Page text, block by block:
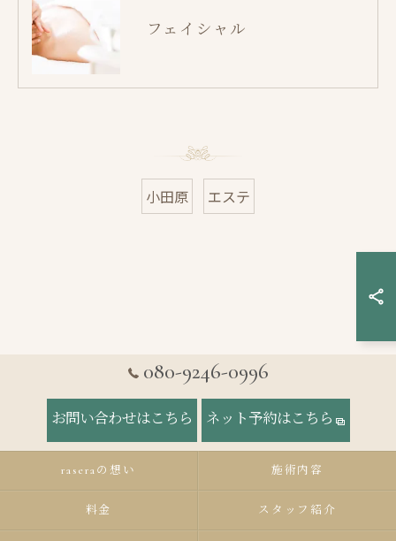
フェイシャル
小田原 エステ
080-9246-0996
お問い合わせはこちら ネット予約はこちら
raseraの想い 施術内容
料金 スタッフ紹介